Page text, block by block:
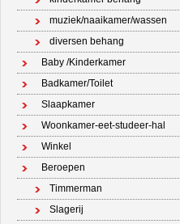
muziek/naaikamer/wassen
diversen behang
Baby /Kinderkamer
Badkamer/Toilet
Slaapkamer
Woonkamer-eet-studeer-hal
Winkel
Beroepen
Timmerman
Slagerij